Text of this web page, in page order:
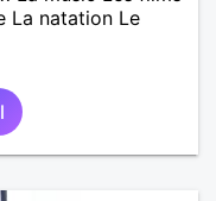
La natation Le